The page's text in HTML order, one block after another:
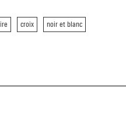
croix noir et blanc